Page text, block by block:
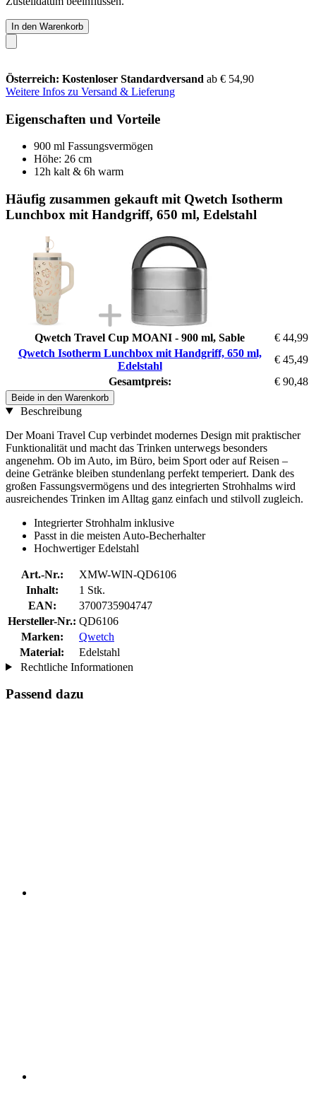
In den Warenkorb
Österreich: Kostenloser Standardversand ab € 54,90
Weitere Infos zu Versand & Lieferung
Eigenschaften und Vorteile
900 ml Fassungsvermögen
Höhe: 26 cm
12h kalt & 6h warm
Häufig zusammen gekauft mit Qwetch Isotherm
Lunchbox mit Handgriff, 650 ml, Edelstahl
Qwetch Travel Cup MOANI - 900 ml, Sable
€ 44,99
Qwetch Isotherm Lunchbox mit Handgriff, 650 ml,
Edelstahl
€ 45,49
Gesamtpreis:
€ 90,48
Beide in den Warenkorb
Beschreibung
Der Moani Travel Cup verbindet modernes Design mit praktischer
Funktionalität und macht das Trinken unterwegs besonders
angenehm. Ob im Auto, im Büro, beim Sport oder auf Reisen –
deine Getränke bleiben stundenlang perfekt temperiert. Dank des
großen Fassungsvermögens und des integrierten Strohhalms wird
ausreichendes Trinken im Alltag ganz einfach und stilvoll zugleich.
Integrierter Strohhalm inklusive
Passt in die meisten Auto-Becherhalter
Hochwertiger Edelstahl
Art.-Nr.:
XMW-WIN-QD6106
Inhalt:
1 Stk.
EAN:
3700735904747
Hersteller-Nr.: QD6106
Marken:
Qwetch
Material:
Edelstahl
Rechtliche Informationen
Passend dazu